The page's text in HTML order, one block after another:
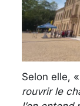
Selon elle, «
rouvrir le